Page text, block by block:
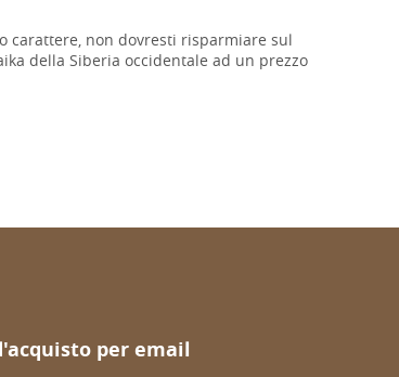
carattere, non dovresti risparmiare sul
della Siberia occidentale ad un prezzo
per email